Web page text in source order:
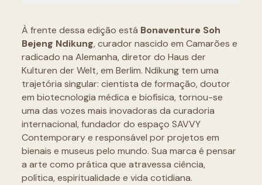
À frente dessa edição está Bonaventure Soh
Bejeng Ndikung, curador nascido em Camarões e
radicado na Alemanha, diretor do Haus der
Kulturen der Welt, em Berlim. Ndikung tem uma
trajetória singular: cientista de formação, doutor
em biotecnologia médica e biofísica, tornou-se
uma das vozes mais inovadoras da curadoria
internacional, fundador do espaço SAVVY
Contemporary e responsável por projetos em
bienais e museus pelo mundo. Sua marca é pensar
a arte como prática que atravessa ciência,
política, espiritualidade e vida cotidiana.